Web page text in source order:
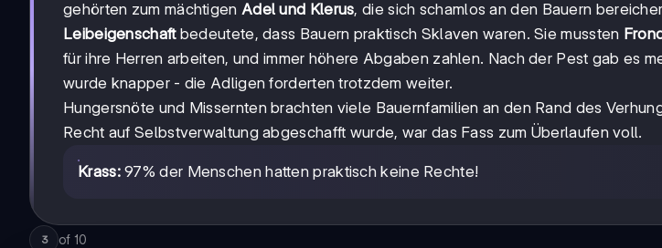
gehörten zum mächtigen Adel und Klerus, die sich schamlos an den Bauern
Leibeigenschaftbedeutete, dass Bauern praktisch Sklaven waren. Sie mussten
für ihre Herren arbeiten, und immer höhere Abgaben zahlen. Nach der Pest gab es
wurde knapper - die Adligen forderten trotzdem weiter.
Hungersnöte und Missernten brachten viele Bauernfamilien an den Rand des
Recht auf Selbstverwaltung abgeschafft wurde, war das Fass zum Überlaufen voll.
Krass:97% der Menschen hatten praktisch keine Rechte!
3 of 10